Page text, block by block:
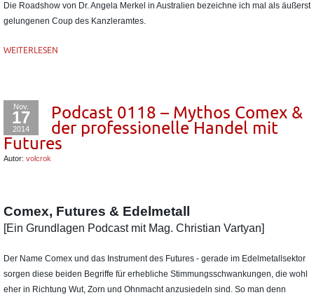
Die Roadshow von Dr. Angela Merkel in Australien bezeichne ich mal als äußerst
gelungenen Coup des Kanzleramtes.
WEITERLESEN
Nov.
17
2014
Podcast 0118 – Mythos Comex &
der professionelle Handel mit
Futures
Autor: volcrok
Comex, Futures & Edelmetall
[Ein Grundlagen Podcast mit Mag. Christian Vartyan]
Der Name Comex und das Instrument des Futures - gerade im Edelmetallsektor
sorgen diese beiden Begriffe für erhebliche Stimmungsschwankungen, die wohl
eher in Richtung Wut, Zorn und Ohnmacht anzusiedeln sind. So man denn